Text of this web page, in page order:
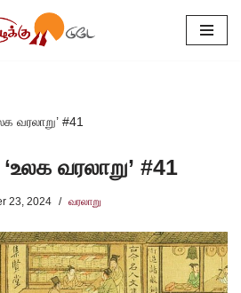
வரலாறு’ #41
வரலாறு’ #41
23, 2024 வரலாறு